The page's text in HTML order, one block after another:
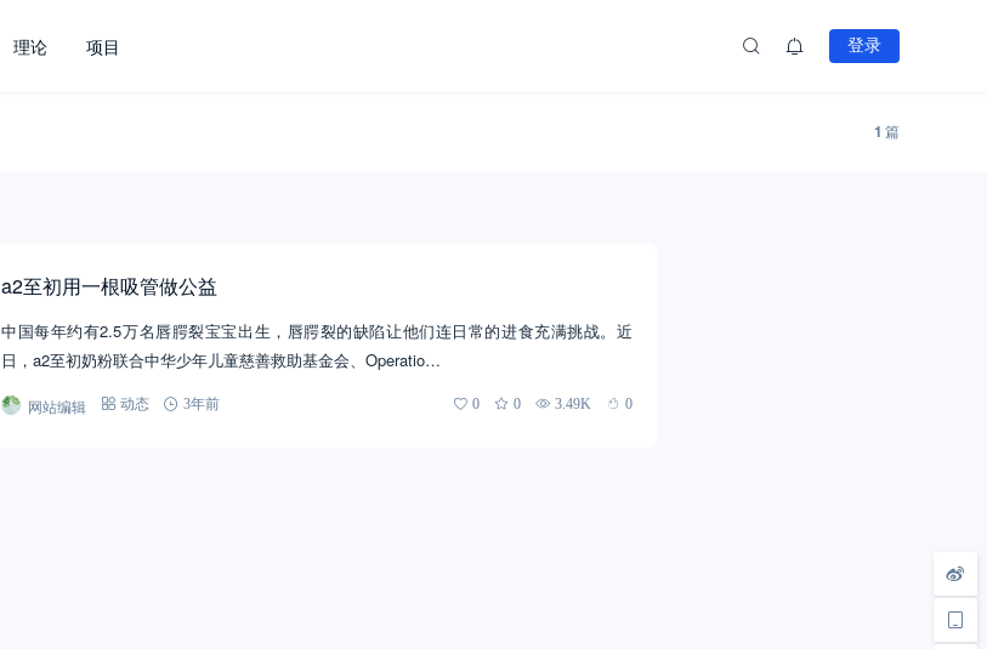
理论 项目 登录
1 篇
a2至初用一根吸管做公益
中国每年约有2.5万名唇腭裂宝宝出生，唇腭裂的缺陷让他们连日常的进食充满挑战。近
日，a2至初奶粉联合中华少年儿童慈善救助基金会、Operatio…
网站编辑 动态 3年前 0 0 3.49K 0